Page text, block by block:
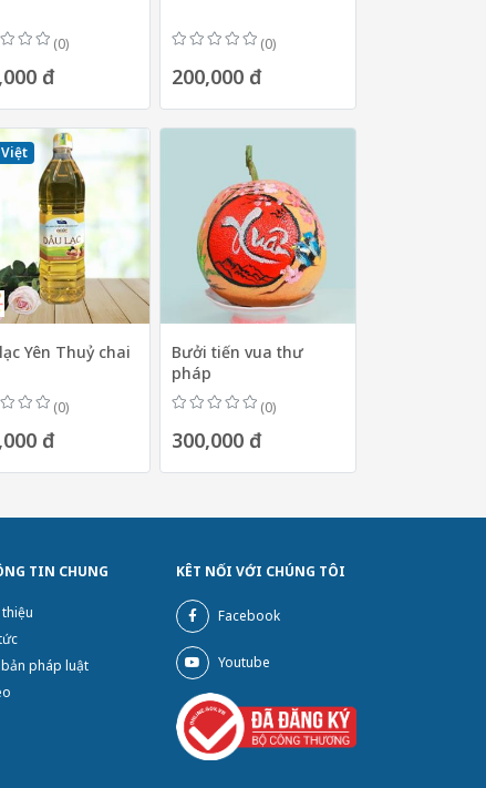
(0)
đ
(0)
200,000 đ
Việt
Yên Thuỷ chai
(0)
đ
Bưởi tiến vua thư
pháp
(0)
300,000 đ
TIN CHUNG
pháp luật
KÊT NỐI VỚI CHÚNG TÔI
Facebook
Youtube